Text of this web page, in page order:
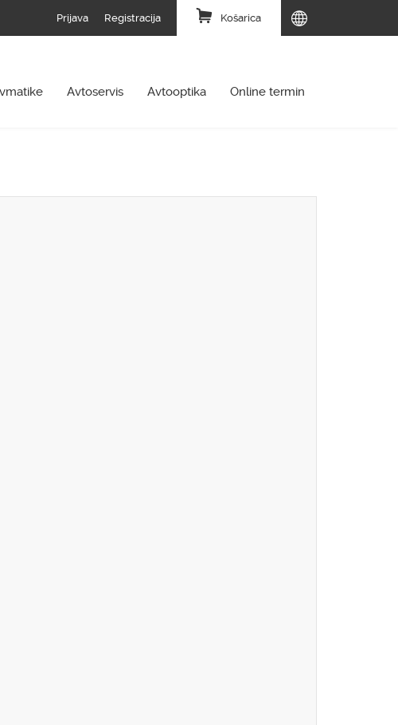
Prijava Registracija Košarica
Avtoservis Avtooptika Online termin